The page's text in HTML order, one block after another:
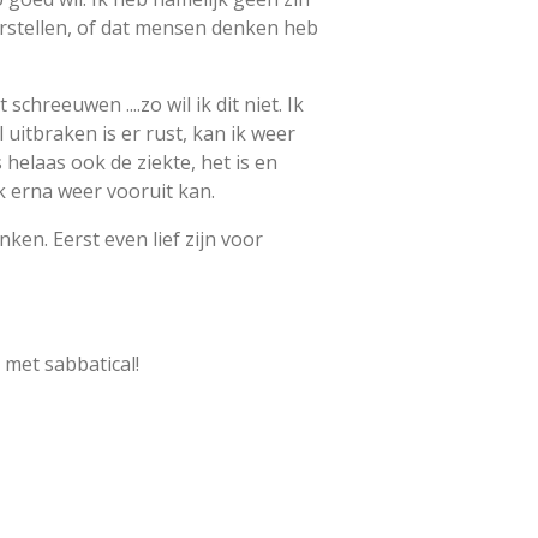
of dat mensen denken heb
....zo wil ik dit niet. Ik
uitbraken is er rust, kan ik weer
ook de ziekte, het is en
erna weer vooruit kan.
Eerst even lief zijn voor
sabbatical!